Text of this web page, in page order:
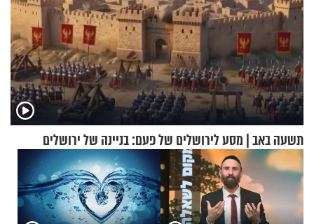
תשעה באב | מסע לירושלים של פעם: בניינה של ירושלים